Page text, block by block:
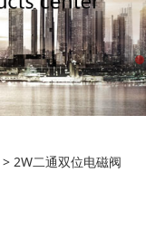
电磁阀
> 2W二通双位电磁阀